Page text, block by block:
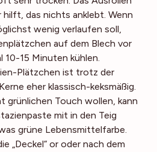
hilft, das nichts anklebt. Wenn
wenig verlaufen soll,
auf dem Blech vor
10-15 Minuten kühlen.
Plätzchen ist trotz der
eher klassisch-keksmäßig.
grünlichen Touch wollen, kann
mit in den Teig
grüne Lebensmittelfarbe.
„Deckel“ or oder nach dem